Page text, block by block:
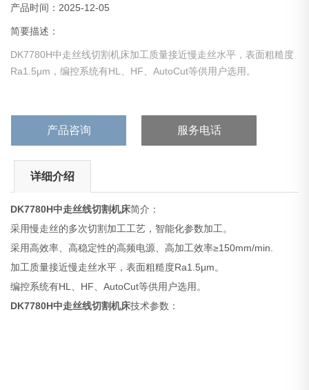
产品时间：2025-12-05
简要描述：
DK7780H中走丝线切割机床加工质量接近慢走丝水平，表面粗糙度
Ra1.5μm，编控系统有HL、HF、AutoCut等供用户选用。
产品咨询 服务电话
详细介绍
DK7780H中走丝线切割机床简介：
采用慢走丝的多次切割加工工艺，智能化参数加工。
采用高效率、高稳定性的高频电源、高加工效率≥150mm/min.
加工质量接近慢走丝水平，表面粗糙度Ra1.5μm。
编控系统有HL、HF、AutoCut等供用户选用。
DK7780H中走丝线切割机床技术参数：